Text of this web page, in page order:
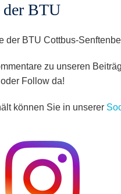
der BTU
der BTU Cottbus-
zu unseren
Follow da!
können Sie in unserer